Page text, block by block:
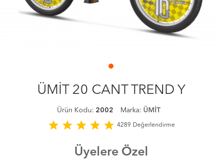
ÜMİT 20 CANT TREND Y
Ürün Kodu: 2002 Marka: ÜMİT
star star star star star 4289 Değerlendirme
Üyelere Özel